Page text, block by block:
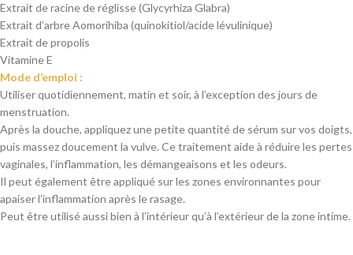
Extrait de racine de réglisse (Glycyrhiza Glabra)
Extrait d’arbre Aomorihiba (quinokitiol/acide lévulinique)
Extrait de propolis
Vitamine E
Mode d’emploi :
Utiliser quotidiennement, matin et soir, à l’exception des jours de
menstruation.
Après la douche, appliquez une petite quantité de sérum sur vos doigts,
puis massez doucement la vulve. Ce traitement aide à réduire les pertes
vaginales, l’inflammation, les démangeaisons et les odeurs.
Il peut également être appliqué sur les zones environnantes pour
apaiser l’inflammation après le rasage.
Peut être utilisé aussi bien à l’intérieur qu’à l’extérieur de la zone intime.